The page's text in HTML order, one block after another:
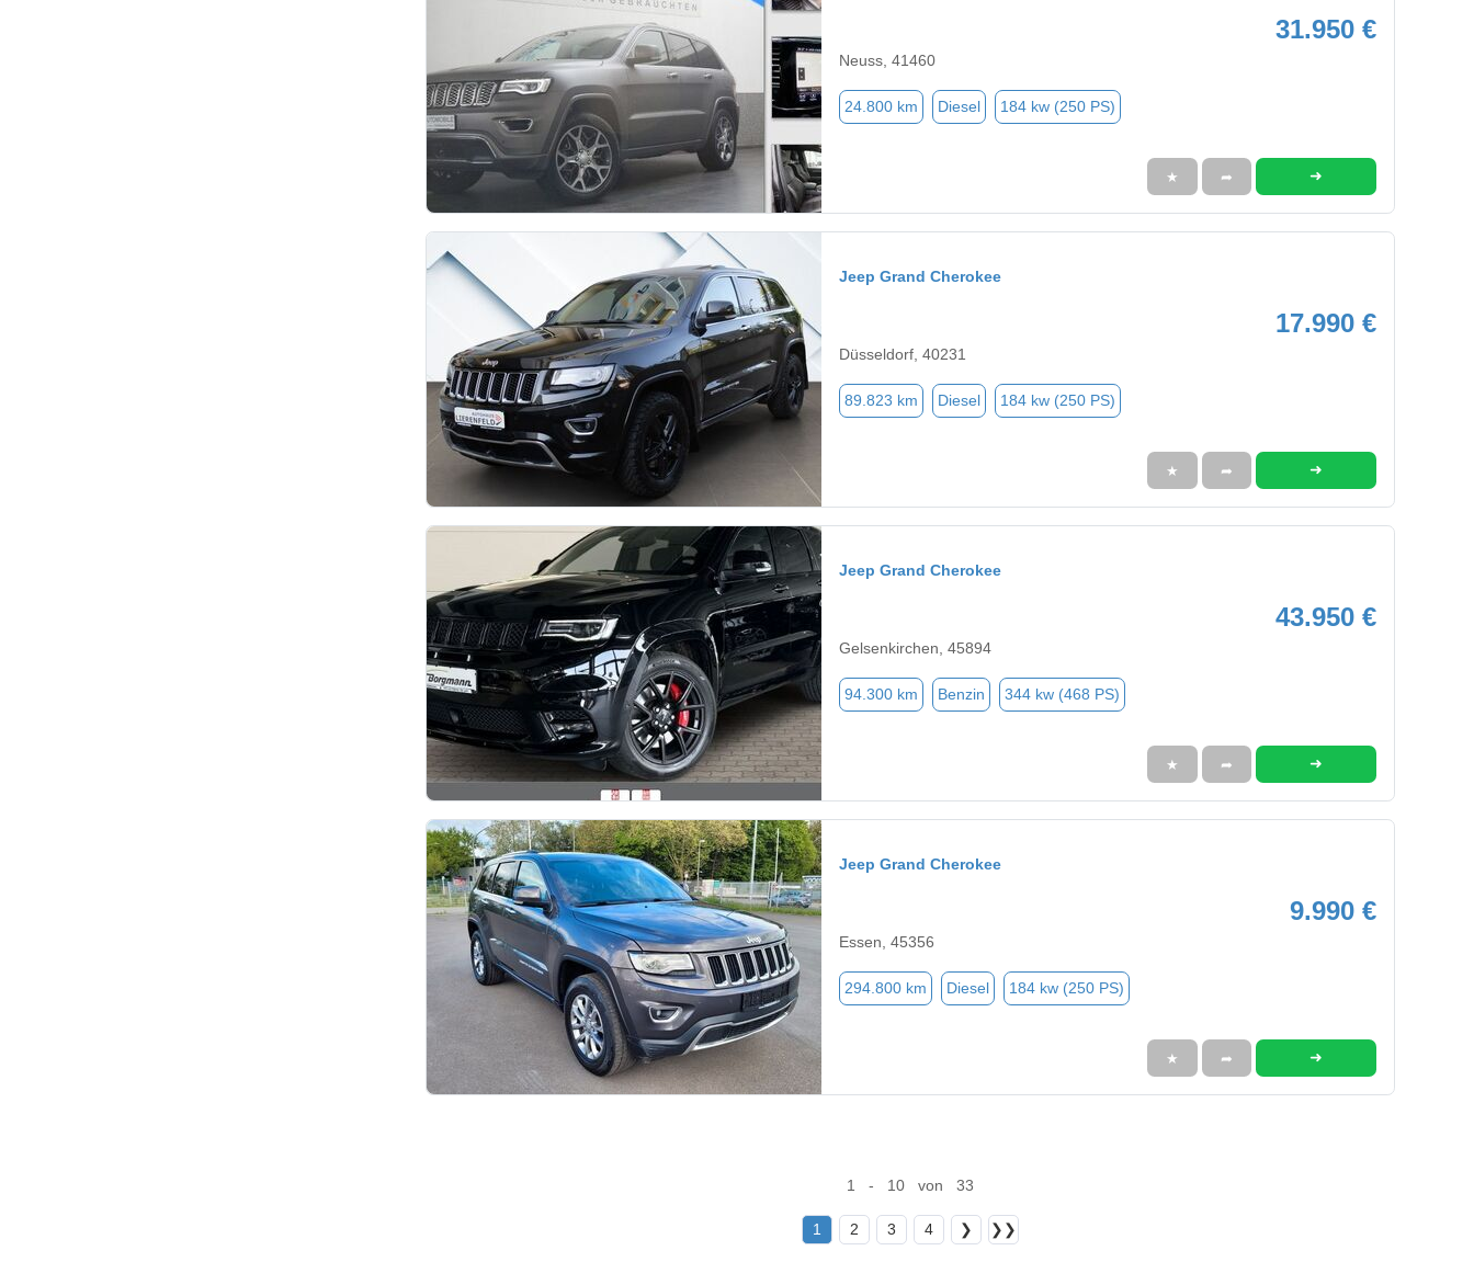
31.950 €
Neuss, 41460
24.800 km Diesel 184 kw (250 PS)
★ ➦ ➜
Jeep Grand Cherokee
17.990 €
Düsseldorf, 40231
89.823 km Diesel 184 kw (250 PS)
★ ➦ ➜
Jeep Grand Cherokee
43.950 €
Gelsenkirchen, 45894
94.300 km Benzin 344 kw (468 PS)
★ ➦ ➜
Jeep Grand Cherokee
9.990 €
Essen, 45356
294.800 km Diesel 184 kw (250 PS)
★ ➦ ➜
1 - 10 von 33
1 2 3 4 ❯ ❯❯